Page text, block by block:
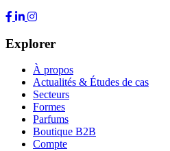
Explorer
À propos
Actualités & Études de cas
Secteurs
Formes
Parfums
Boutique B2B
Compte